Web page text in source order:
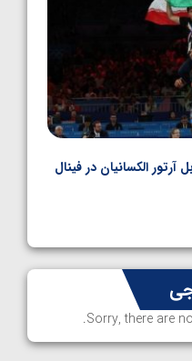
الکسانیان در فینال
Sorry, there are